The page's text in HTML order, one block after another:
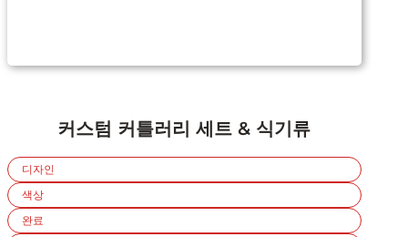
커스텀 커틀러리 세트 & 식기류
디자인
색상
완료